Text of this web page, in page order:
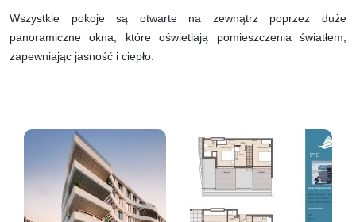
Wszystkie pokoje są otwarte na zewnątrz poprzez duże
panoramiczne okna, które oświetlają pomieszczenia światłem,
zapewniając jasność i ciepło.